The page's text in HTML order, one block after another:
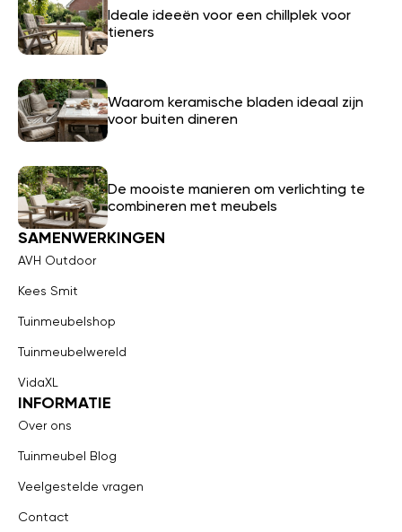
Ideale ideeën voor een chillplek voor
tieners
Waarom keramische bladen ideaal zijn
voor buiten dineren
De mooiste manieren om verlichting te
combineren met meubels
SAMENWERKINGEN
AVH Outdoor
Kees Smit
Tuinmeubelshop
Tuinmeubelwereld
VidaXL
INFORMATIE
Over ons
Tuinmeubel Blog
Veelgestelde vragen
Contact